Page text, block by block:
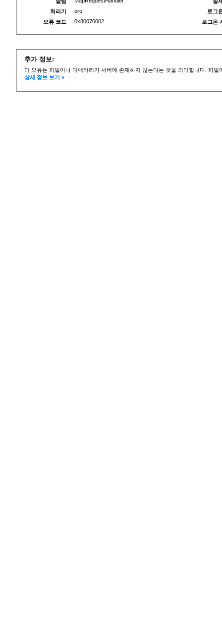
처리기
oro
오류 코드
0x80070002
로그
로그온
추가 정보:
이 오류는 파일이나 디렉터리가 서버에 존재하지 않는다는 것을 의미합니다. 파
상세 정보 보기 »